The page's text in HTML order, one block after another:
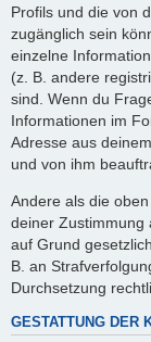
Profils und die von
zugänglich sein
einzelne
(z. B. andere
sind. Wenn du
Informationen im
Adresse aus
und von ihm
Andere als die
deiner Zustimmung
auf Grund
B. an
Durchsetzung
GESTATTUNG DER